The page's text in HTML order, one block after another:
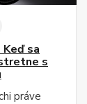
sa
s
práve